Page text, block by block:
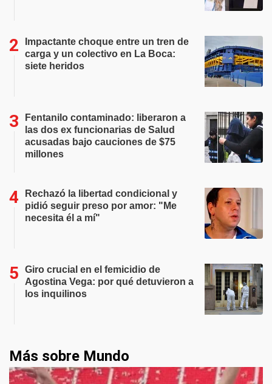
Impactante choque entre un tren de
carga y un colectivo en La Boca:
siete heridos
Fentanilo contaminado: liberaron a
las dos ex funcionarias de Salud
acusadas bajo cauciones de $75
millones
Rechazó la libertad condicional y
pidió seguir preso por amor: "Me
necesita él a mí"
Giro crucial en el femicidio de
Agostina Vega: por qué detuvieron a
los inquilinos
Más sobre Mundo